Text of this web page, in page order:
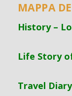
MAPPA
History –
Life Story
Travel Diary